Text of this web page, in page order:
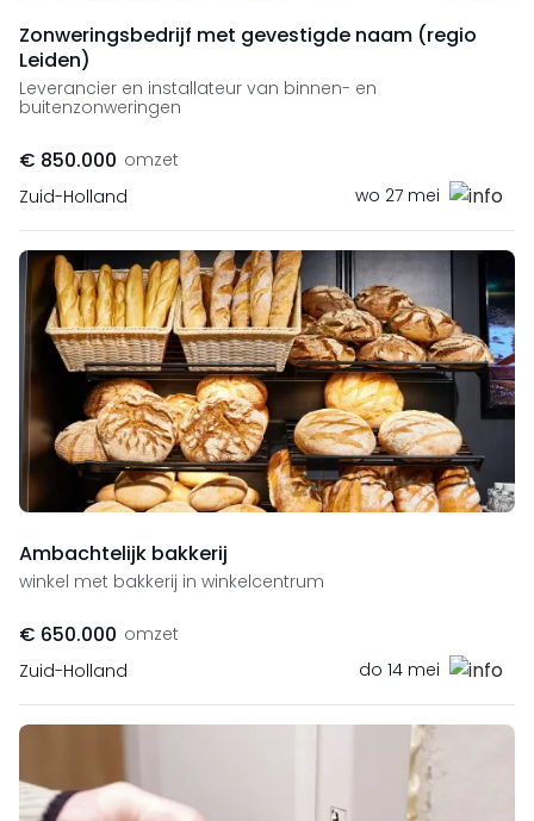
Zonweringsbedrijf met gevestigde naam (regio
Leiden)
Leverancier en installateur van binnen- en
buitenzonweringen
€ 850.000 omzet
Zuid-Holland
wo 27 mei
Ambachtelijk bakkerij
winkel met bakkerij in winkelcentrum
€ 650.000 omzet
Zuid-Holland
do 14 mei